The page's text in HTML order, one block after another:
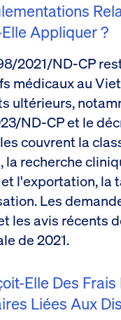
Appliquer ?
2021/ND-CP
médicaux au
ultérieurs,
ND-CP et le
couvrent la
la recherche
l'exportation, la
Les
les avis récents
de 2021.
Elle Des
Liées Aux